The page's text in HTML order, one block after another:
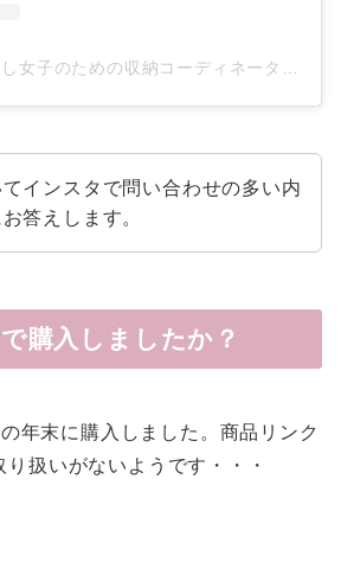
インスタで問い合わせの多い内
答えします。
購入しましたか？
年末に購入しました。商品リンク
扱いがないようです・・・